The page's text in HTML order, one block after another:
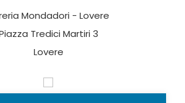
Mondadori - Lovere
Tredici Martiri 3
Lovere